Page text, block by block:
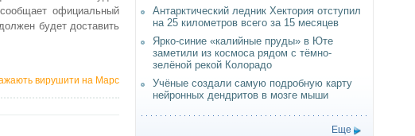
официальный
будет доставить
вирушити на Марс
Антарктический ледник Хектория отступил
на 25 километров всего за 15 месяцев
Ярко-синие «калийные пруды» в Юте
заметили из космоса рядом с тёмно-
зелёной рекой Колорадо
Учёные создали самую подробную карту
нейронных дендритов в мозге мыши
Еще